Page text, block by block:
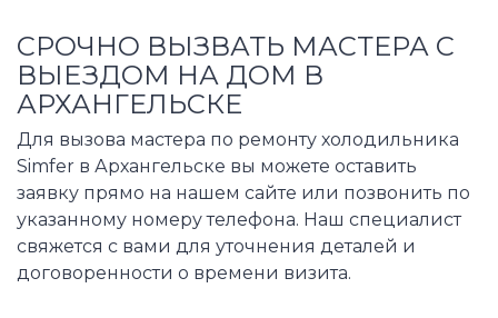
СРОЧНО ВЫЗВАТЬ МАСТЕРА С
ВЫЕЗДОМ НА ДОМ В
АРХАНГЕЛЬСКЕ
Для вызова мастера по ремонту холодильника
Simfer в Архангельске вы можете оставить
заявку прямо на нашем сайте или позвонить по
указанному номеру телефона. Наш специалист
свяжется с вами для уточнения деталей и
договоренности о времени визита.